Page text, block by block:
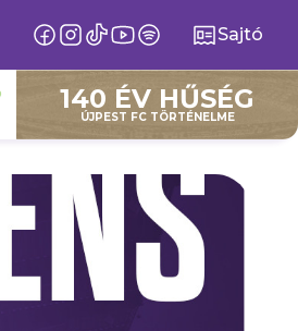
Sajtó
140 ÉV HŰSÉG
ÚJPEST FC TÖRTÉNELME